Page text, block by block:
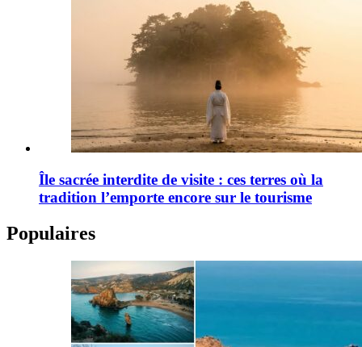
Île sacrée interdite de visite : ces terres où la
tradition l’emporte encore sur le tourisme
Populaires